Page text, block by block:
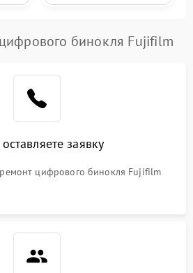
бинокля Fujifilm
заявку
ремонт цифрового бинокля Fujifilm